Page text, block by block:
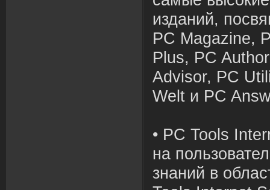
изданий,
PC Magazine,
Plus, PC
Advisor, PC
Welt и PC
• PC Tools
на
знаний в